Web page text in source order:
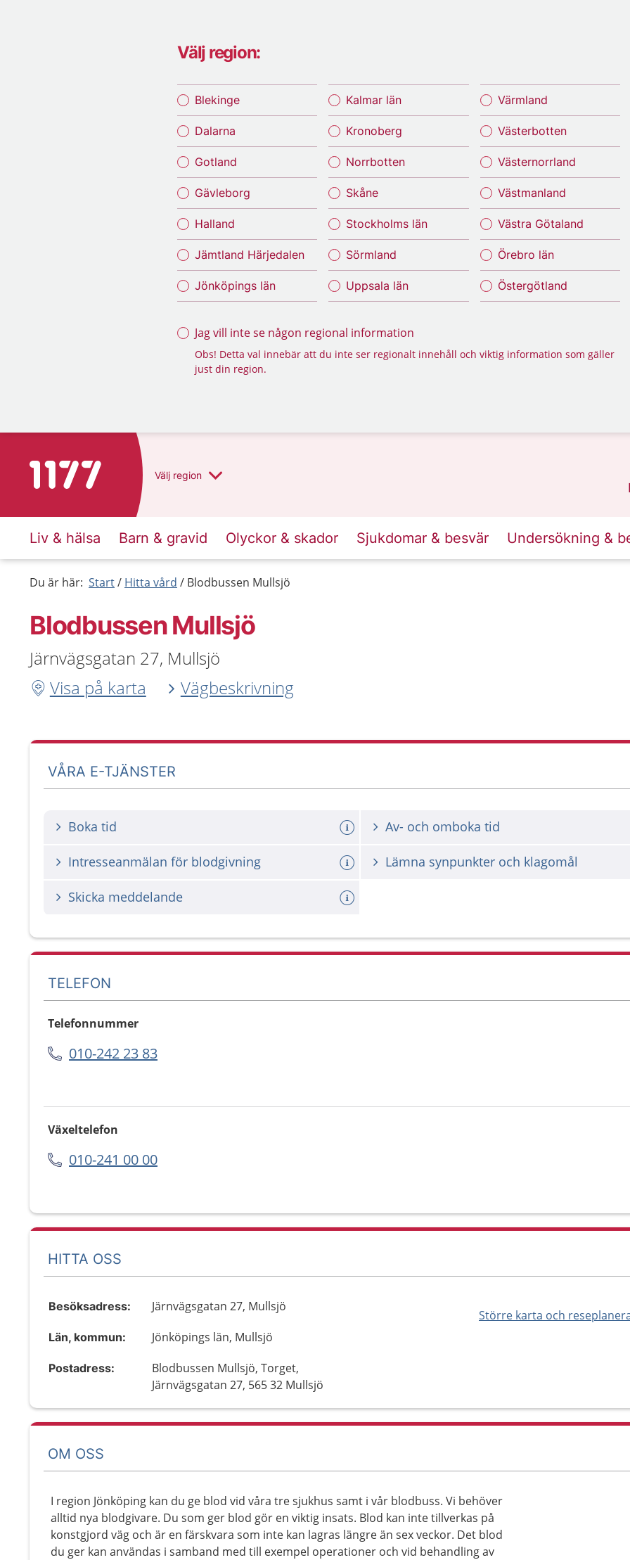
Välj region:
Blekinge
Dalarna
Gotland
Gävleborg
Halland
Jämtland Härjedalen
Jönköpings län
Kalmar län
Kronoberg
Norrbotten
Skåne
Stockholms län
Sörmland
Uppsala län
Värmland
Västerbotten
Västernorrland
Västmanland
Västra Götaland
Örebro län
Östergötland
Jag vill inte se någon regional information
Obs! Detta val innebär att du inte ser regionalt innehåll och viktig information som gäller
just din region.
Till startsidan för 1177 Välj region
Liv & hälsa Barn & gravid Olyckor & skador Sjukdomar & besvär Undersökning &
Du är här: Start Hitta vård Blodbussen Mullsjö
Blodbussen Mullsjö
Järnvägsgatan 27, Mullsjö
Visa på karta
Vägbeskrivning
VÅRA E-TJÄNSTER
Boka tid Av- och omboka tid
Intresseanmälan för blodgivning Lämna synpunkter och klagomål
Skicka meddelande
TELEFON
Telefonnummer
010-242 23 83
Växeltelefon
010-241 00 00
HITTA OSS
Större karta och
Besöksadress: Järnvägsgatan 27, Mullsjö
Län, kommun: Jönköpings län, Mullsjö
Postadress:
Blodbussen Mullsjö, Torget,
Järnvägsgatan 27, 565 32 Mullsjö
OM OSS
I region Jönköping kan du ge blod vid våra tre sjukhus samt i vår blodbuss. Vi behöver
alltid nya blodgivare. Du som ger blod gör en viktig insats. Blod kan inte tillverkas på
konstgjord väg och är en färskvara som inte kan lagras längre än sex veckor. Det blod
du ger kan användas i samband med till exempel operationer och vid behandling av